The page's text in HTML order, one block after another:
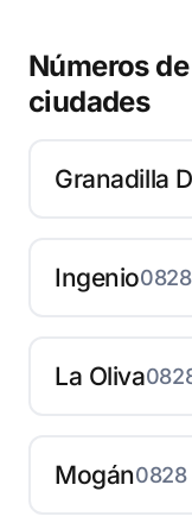
Números
ciudades
Granadilla
Ingenio0828
La Oliva
Mogán0828